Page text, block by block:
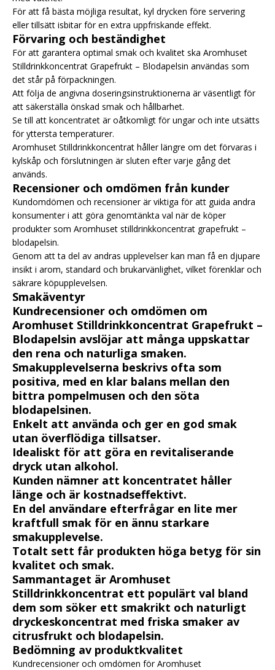
För att få bästa möjliga resultat, kyl drycken före servering
eller tillsätt isbitar för en extra uppfriskande effekt.
Förvaring och beständighet
För att garantera optimal smak och kvalitet ska Aromhuset
Stilldrinkkoncentrat Grapefrukt – Blodapelsin användas som
det står på förpackningen.
Att följa de angivna doseringsinstruktionerna är väsentligt för
att säkerställa önskad smak och hållbarhet.
Se till att koncentratet är oåtkomligt för ungar och inte utsätts
för yttersta temperaturer.
Aromhuset Stilldrinkkoncentrat håller längre om det förvaras i
kylskåp och förslutningen är sluten efter varje gång det
används.
Recensioner och omdömen från kunder
Kundomdömen och recensioner är viktiga för att guida andra
konsumenter i att göra genomtänkta val när de köper
produkter som Aromhuset stilldrinkkoncentrat grapefrukt –
blodapelsin.
Genom att ta del av andras upplevelser kan man få en djupare
insikt i arom, standard och brukarvänlighet, vilket förenklar och
säkrare köpupplevelsen.
Smakäventyr
Kundrecensioner och omdömen om
Aromhuset Stilldrinkkoncentrat Grapefrukt –
Blodapelsin avslöjar att många uppskattar
den rena och naturliga smaken.
Smakupplevelserna beskrivs ofta som
positiva, med en klar balans mellan den
bittra pompelmusen och den söta
blodapelsinen.
Enkelt att använda och ger en god smak
utan överflödiga tillsatser.
Idealiskt för att göra en revitaliserande
dryck utan alkohol.
Kunden nämner att koncentratet håller
länge och är kostnadseffektivt.
En del användare efterfrågar en lite mer
kraftfull smak för en ännu starkare
smakupplevelse.
Totalt sett får produkten höga betyg för sin
kvalitet och smak.
Sammantaget är Aromhuset
Stilldrinkkoncentrat ett populärt val bland
dem som söker ett smakrikt och naturligt
dryckeskoncentrat med friska smaker av
citrusfrukt och blodapelsin.
Bedömning av produktkvalitet
Kundrecensioner och omdömen för Aromhuset